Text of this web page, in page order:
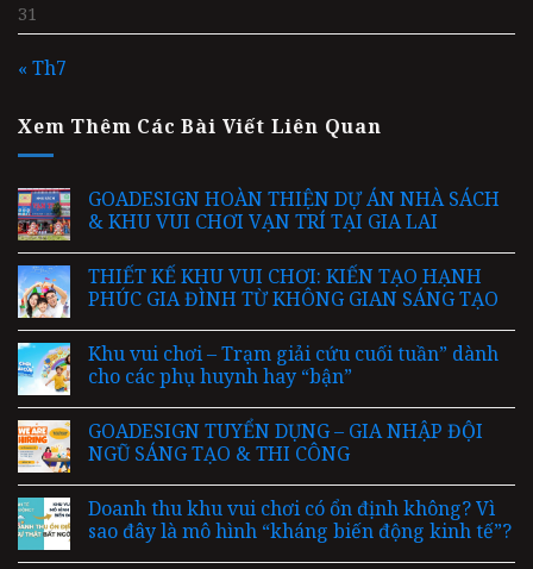
31
« Th7
Xem Thêm Các Bài Viết Liên Quan
GOADESIGN HOÀN THIỆN DỰ ÁN NHÀ SÁCH
& KHU VUI CHƠI VẠN TRÍ TẠI GIA LAI
THIẾT KẾ KHU VUI CHƠI: KIẾN TẠO HẠNH
PHÚC GIA ĐÌNH TỪ KHÔNG GIAN SÁNG TẠO
Khu vui chơi – Trạm giải cứu cuối tuần” dành
cho các phụ huynh hay “bận”
GOADESIGN TUYỂN DỤNG – GIA NHẬP ĐỘI
NGŨ SÁNG TẠO & THI CÔNG
Doanh thu khu vui chơi có ổn định không? Vì
sao đây là mô hình “kháng biến động kinh tế”?